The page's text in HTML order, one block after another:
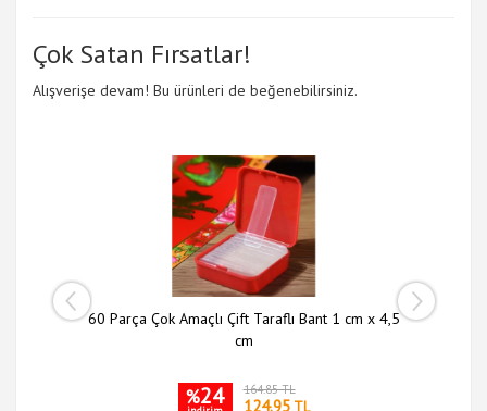
Çok Satan Fırsatlar!
Alışverişe devam! Bu ürünleri de beğenebilirsiniz.
60 Parça Çok Amaçlı Çift Taraflı Bant 1 cm x 4,5
cm
%24 164.85 TL
124.95TL